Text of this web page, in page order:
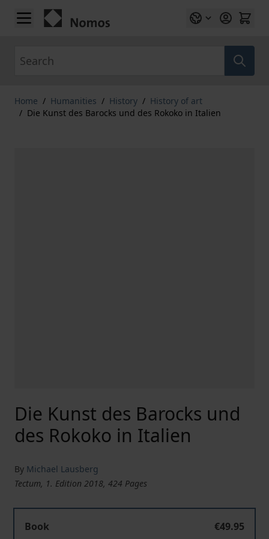
Skip to Content
Home / Humanities / History / History of art
/ Die Kunst des Barocks und des Rokoko in Italien
Die Kunst des Barocks und
des Rokoko in Italien
By Michael Lausberg
Tectum, 1. Edition 2018, 424 Pages
Book
€49.95